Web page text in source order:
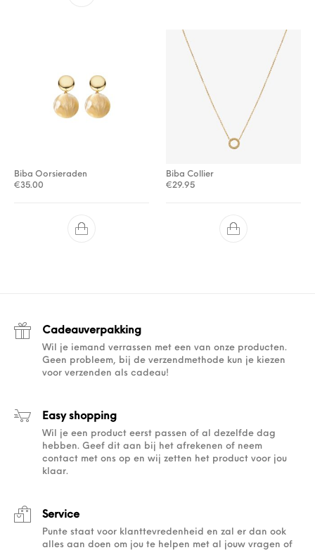
Biba Oorsieraden
€35.00
Biba Collier
€29.95
Cadeauverpakking
Wil je iemand verrassen met een van onze producten.
Geen probleem, bij de verzendmethode kun je kiezen
voor verzenden als cadeau!
Easy shopping
Wil je een product eerst passen of al dezelfde dag
hebben. Geef dit aan bij het afrekenen of neem
contact met ons op en wij zetten het product voor jou
klaar.
Service
Punte staat voor klanttevredenheid en zal er dan ook
alles aan doen om jou te helpen met al jouw vragen of